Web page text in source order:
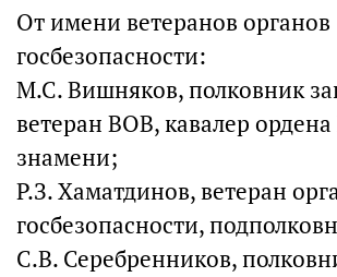
От имени ветеранов органов
госбезопасности:
М.С. Вишняков, полковник
ветеран ВОВ, кавалер
знамени;
Р.З. Хаматдинов, ветеран
госбезопасности,
С.В. Серебренников,